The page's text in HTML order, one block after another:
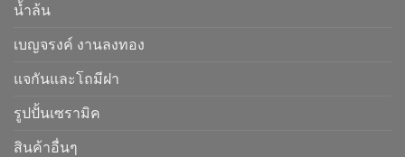
น้ำล้น
เบญจรงค์ งานลงทอง
แจกันและโถมีฝา
รูปปั้นเซรามิค
สินค้าอื่นๆ